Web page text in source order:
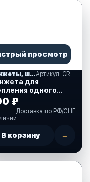
просмотр
Манжеты, шланги, гофры Артикул: GR 1602 G
для
одного
серая, 105х65
₽
Доставка по РФ/СНГ
В корзину →